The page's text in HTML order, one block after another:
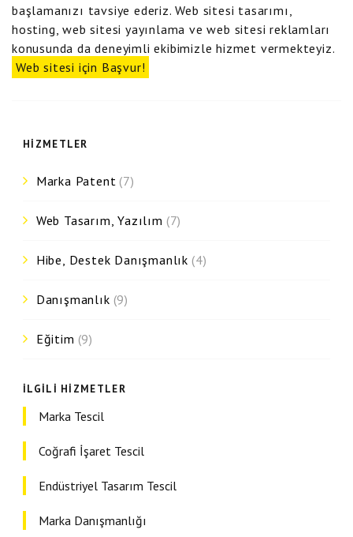
başlamanızı tavsiye ederiz. Web sitesi tasarımı,
hosting, web sitesi yayınlama ve web sitesi reklamları
konusunda da deneyimli ekibimizle hizmet vermekteyiz.
Web sitesi için Başvur!
HIZMETLER
Marka Patent (7)
Web Tasarım, Yazılım (7)
Hibe, Destek Danışmanlık (4)
Danışmanlık (9)
Eğitim (9)
İLGILI HIZMETLER
Marka Tescil
Coğrafi İşaret Tescil
Endüstriyel Tasarım Tescil
Marka Danışmanlığı